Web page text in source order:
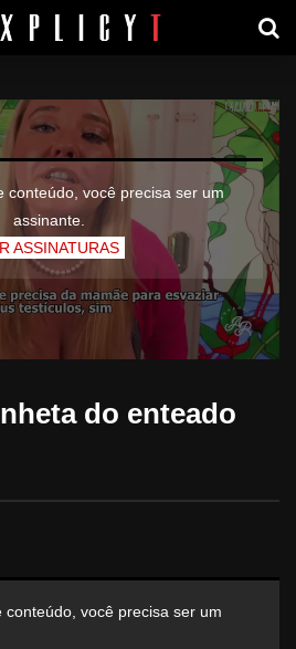
conteúdo, você precisa ser um
assinante.
ASSINATURAS
do enteado
conteúdo, você precisa ser um